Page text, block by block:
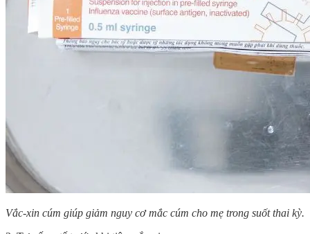
Vắc-xin cúm giúp giảm nguy cơ mắc cúm cho mẹ trong suốt thai kỳ.